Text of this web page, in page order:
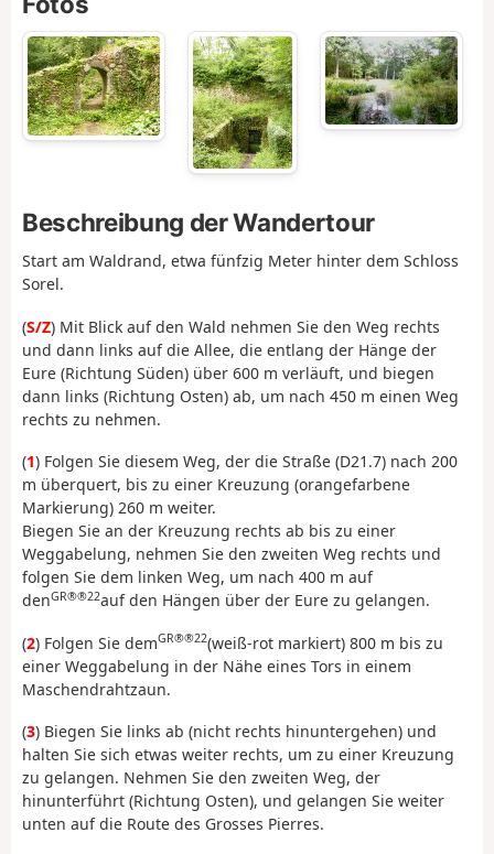
Beschreibung der Wandertour
Start am Waldrand, etwa fünfzig Meter hinter dem Schloss
Sorel.
(S/Z) Mit Blick auf den Wald nehmen Sie den Weg rechts
und dann links auf die Allee, die entlang der Hänge der
Eure (Richtung Süden) über 600 m verläuft, und biegen
dann links (Richtung Osten) ab, um nach 450 m einen Weg
rechts zu nehmen.
(1) Folgen Sie diesem Weg, der die Straße (D21.7) nach 200
m überquert, bis zu einer Kreuzung (orangefarbene
Markierung) 260 m weiter.
Biegen Sie an der Kreuzung rechts ab bis zu einer
Weggabelung, nehmen Sie den zweiten Weg rechts und
folgen Sie dem linken Weg, um nach 400 m auf
denGR®®22auf den Hängen über der Eure zu gelangen.
(2) Folgen Sie demGR®®22(weiß-rot markiert) 800 m bis zu
einer Weggabelung in der Nähe eines Tors in einem
Maschendrahtzaun.
(3) Biegen Sie links ab (nicht rechts hinuntergehen) und
halten Sie sich etwas weiter rechts, um zu einer Kreuzung
zu gelangen. Nehmen Sie den zweiten Weg, der
hinunterführt (Richtung Osten), und gelangen Sie weiter
unten auf die Route des Grosses Pierres.